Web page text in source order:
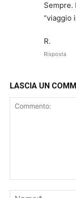
Sempre.
“viaggio
R.
Risposta
LASCIA UN